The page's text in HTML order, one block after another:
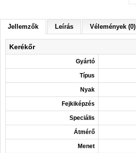
Jellemzők Leírás Vélemények (0)
Kerékőr
Gyártó
Típus
Nyak
Fejkiképzés
Speciális
Átmérő
Menet